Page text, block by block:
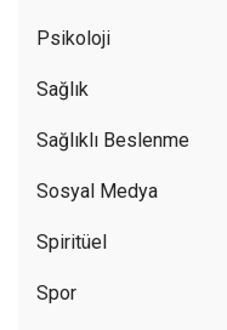
Psikoloji
Sağlık
Sağlıklı Beslenme
Sosyal Medya
Spiritüel
Spor